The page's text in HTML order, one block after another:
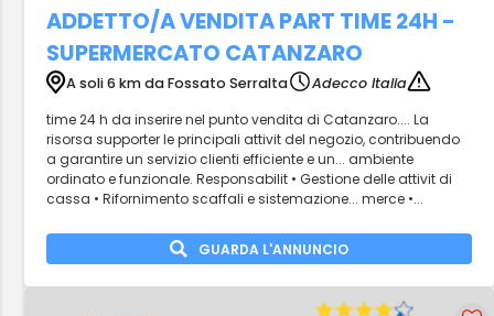
ADDETTO/A VENDITA PART TIME 24H -
SUPERMERCATO CATANZARO
A soli 6 km da Fossato Serralta
Adecco Italia
time 24 h da inserire nel punto vendita di Catanzaro.... La
risorsa supporter le principali attivit del negozio, contribuendo
a garantire un servizio clienti efficiente e un... ambiente
ordinato e funzionale. Responsabilit • Gestione delle attivit di
cassa • Rifornimento scaffali e sistemazione... merce •...
GUARDA L'ANNUNCIO